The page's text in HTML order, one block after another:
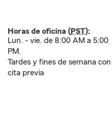
Horas de oficina (PST):
Lun. - vie. de 8:00 AM a 5:00
PM.
Tardes y fines de semana con
cita previa